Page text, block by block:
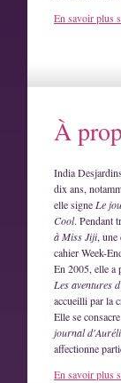
En savoir plus
À
India
dix ans,
elle signe Le
Cool. Pendant
à Miss Jiji, une
cahier Week-
En 2005, elle a
Les aventures
accueilli par la
Elle se
journal
affectionne
En savoir plus